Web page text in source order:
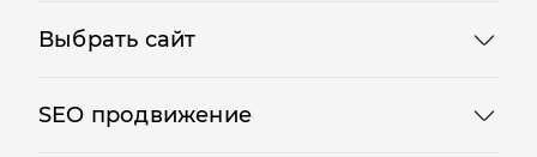
Выбрать сайт
SEO продвижение